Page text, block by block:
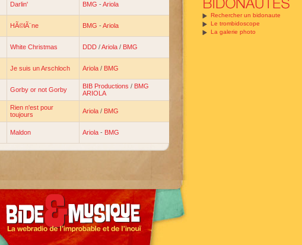
Rechercher un bidonaute
Le trombidoscope
La galerie photo
Darlin' BMG - Ariola
HÃ©lÃ¨ne BMG -Ariola
White Christmas DDD /Ariola / BMG
Je suis un Arschloch Ariola / BMG
Gorby or not Gorby BIB Productions / BMG
ARIOLA
Rien n'est pour
toujours
Ariola / BMG
Maldon Ariola - BMG